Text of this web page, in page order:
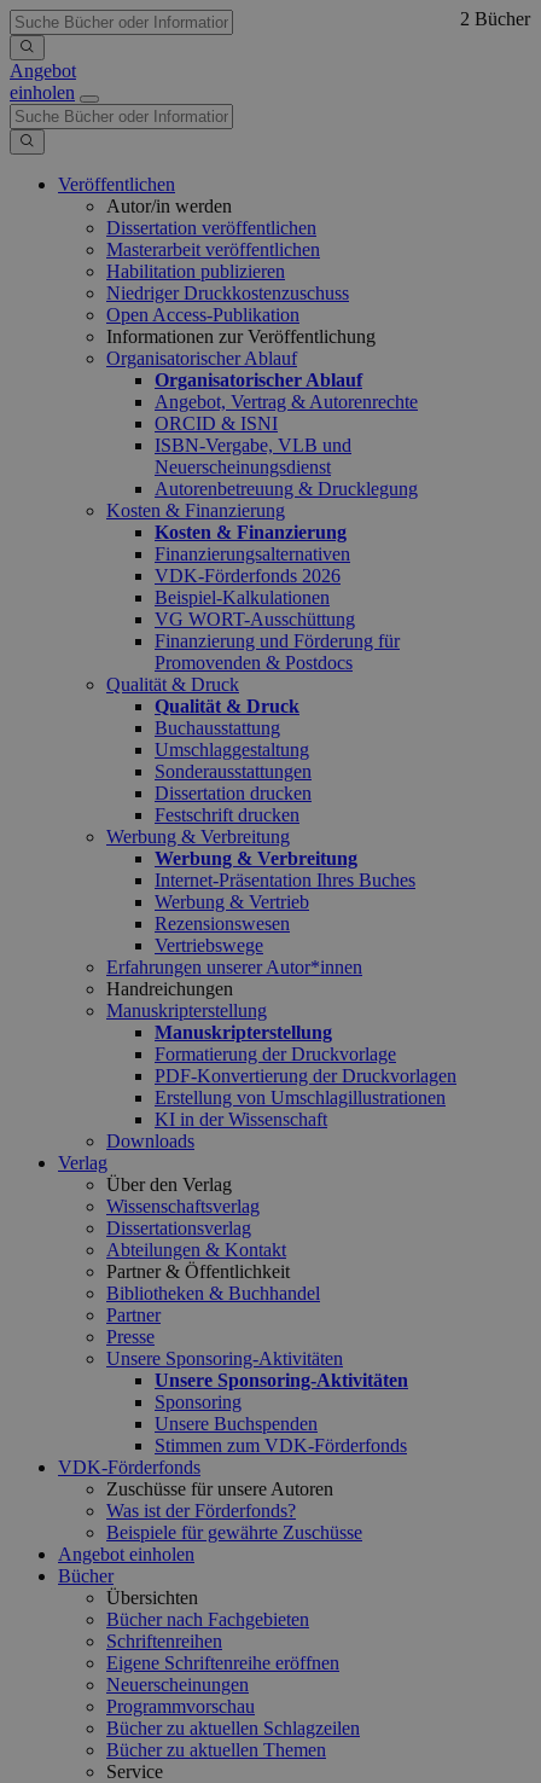
Angebot
einholen
Veröffentlichen
Autor/in werden
Dissertation veröffentlichen
Masterarbeit veröffentlichen
Habilitation publizieren
Niedriger Druckkostenzuschuss
Open Access-Publikation
Informationen zur Veröffentlichung
Organisatorischer Ablauf
Organisatorischer Ablauf
Angebot, Vertrag & Autorenrechte
ORCID & ISNI
ISBN-Vergabe, VLB und
Neuerscheinungsdienst
Autorenbetreuung & Drucklegung
Kosten & Finanzierung
Kosten & Finanzierung
Finanzierungsalternativen
VDK-Förderfonds 2026
Beispiel-Kalkulationen
VG WORT-Ausschüttung
Finanzierung und Förderung für
Promovenden & Postdocs
Qualität & Druck
Qualität & Druck
Buchausstattung
Umschlaggestaltung
Sonderausstattungen
Dissertation drucken
Festschrift drucken
Werbung & Verbreitung
Werbung & Verbreitung
Internet-Präsentation Ihres Buches
Werbung & Vertrieb
Rezensionswesen
Vertriebswege
Erfahrungen unserer Autor*innen
Handreichungen
Manuskripterstellung
Manuskripterstellung
Formatierung der Druckvorlage
PDF-Konvertierung der Druckvorlagen
Erstellung von Umschlagillustrationen
KI in der Wissenschaft
Downloads
Verlag
Über den Verlag
Wissenschaftsverlag
Dissertationsverlag
Abteilungen & Kontakt
Partner & Öffentlichkeit
Bibliotheken & Buchhandel
Partner
Presse
Unsere Sponsoring-Aktivitäten
Unsere Sponsoring-Aktivitäten
Sponsoring
Unsere Buchspenden
Stimmen zum VDK-Förderfonds
VDK-Förderfonds
Zuschüsse für unsere Autoren
Was ist der Förderfonds?
Beispiele für gewährte Zuschüsse
Angebot einholen
Bücher
Übersichten
Bücher nach Fachgebieten
Schriftenreihen
Eigene Schriftenreihe eröffnen
Neuerscheinungen
Programmvorschau
Bücher zu aktuellen Schlagzeilen
Bücher zu aktuellen Themen
Service
2 Bücher